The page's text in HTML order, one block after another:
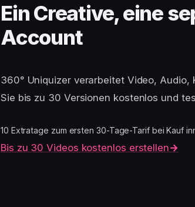
Ein Creative, eine
Account
360° Uniquizer verarbeitet Video, Audio,
Sie bis zu 30 Versionen kostenlos und
10 Extratage zum ersten 30-Tage-Tarif bei Kauf
Bis zu 30 Videos kostenlos erstellen→